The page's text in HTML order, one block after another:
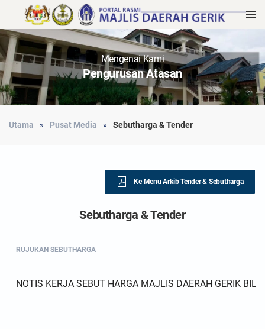
Mengenai Kami
Pengurusan Atasan
Utama Pusat Media Sebutharga & Tender
Ke Menu Arkib Tender & Sebutharga
Sebutharga & Tender
RUJUKAN SEBUTHARGA
NOTIS KERJA SEBUT HARGA MAJLIS DAERAH GERIK BIL